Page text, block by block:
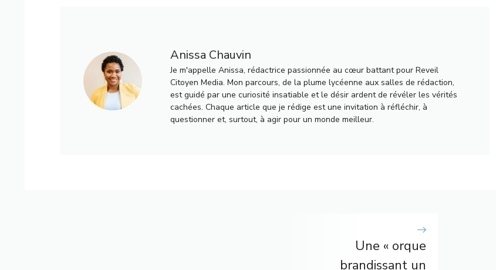
Anissa Chauvin
Je m'appelle Anissa, rédactrice passionnée au cœur battant pour Reveil
Citoyen Media. Mon parcours, de la plume lycéenne aux salles de rédaction,
est guidé par une curiosité insatiable et le désir ardent de révéler les vérités
cachées. Chaque article que je rédige est une invitation à réfléchir, à
questionner et, surtout, à agir pour un monde meilleur.
Une « orque
brandissant un